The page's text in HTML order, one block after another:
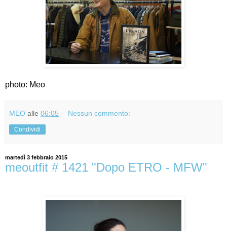
photo: Meo
MEO alle 06:05 Nessun commento:
Condividi
martedì 3 febbraio 2015
meoutfit # 1421 "Dopo ETRO - MFW"